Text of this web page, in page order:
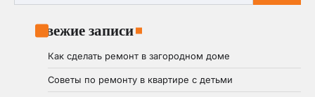
Свежие записи
Как сделать ремонт в загородном доме
Советы по ремонту в квартире с детьми